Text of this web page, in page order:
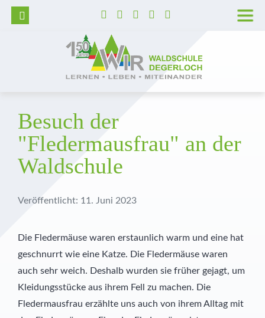
Besuch der
"Fledermausfrau" an der
Waldschule
Veröffentlicht: 11. Juni 2023
Die Fledermäuse waren erstaunlich warm und eine hat
geschnurrt wie eine Katze. Die Fledermäuse waren
auch sehr weich. Deshalb wurden sie früher gejagt, um
Kleidungsstücke aus ihrem Fell zu machen. Die
Fledermausfrau erzählte uns auch von ihrem Alltag mit
Montessori
MINT
Diabetes Typ 1
Gymnasium
Hortbetreuung
Betreute selbstständige Lernzeit
Pädagogisch-didaktische Besonderheiten
Prävention
Veranstaltungshighlights
Praktika
Schülernachhilfe
Lage und Anfahrt
Barrierefreie Waldschule
Presse
Geschichte der Waldschule
Pädagogische Unterstützung
Sekretariat
Schulkrankenschwestern
Küche
Hauswirtschaft
Tag der offenen Tür
Aufnahmeverfahren
Vormerkung